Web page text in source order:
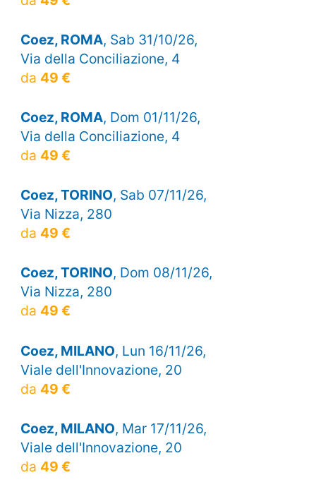
Coez, ROMA, Sab 31/10/26,
Via della Conciliazione, 4
da 49 €
Coez, ROMA, Dom 01/11/26,
Via della Conciliazione, 4
da 49 €
Coez, TORINO, Sab 07/11/26,
Via Nizza, 280
da 49 €
Coez, TORINO, Dom 08/11/26,
Via Nizza, 280
da 49 €
Coez, MILANO, Lun 16/11/26,
Viale dell'Innovazione, 20
da 49 €
Coez, MILANO, Mar 17/11/26,
Viale dell'Innovazione, 20
da 49 €